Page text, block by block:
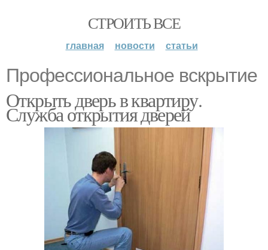
СТРОИТЬ ВСЕ
главная новости статьи
Профессиональное вскрытие
Открыть дверь в квартиру.
Служба открытия дверей